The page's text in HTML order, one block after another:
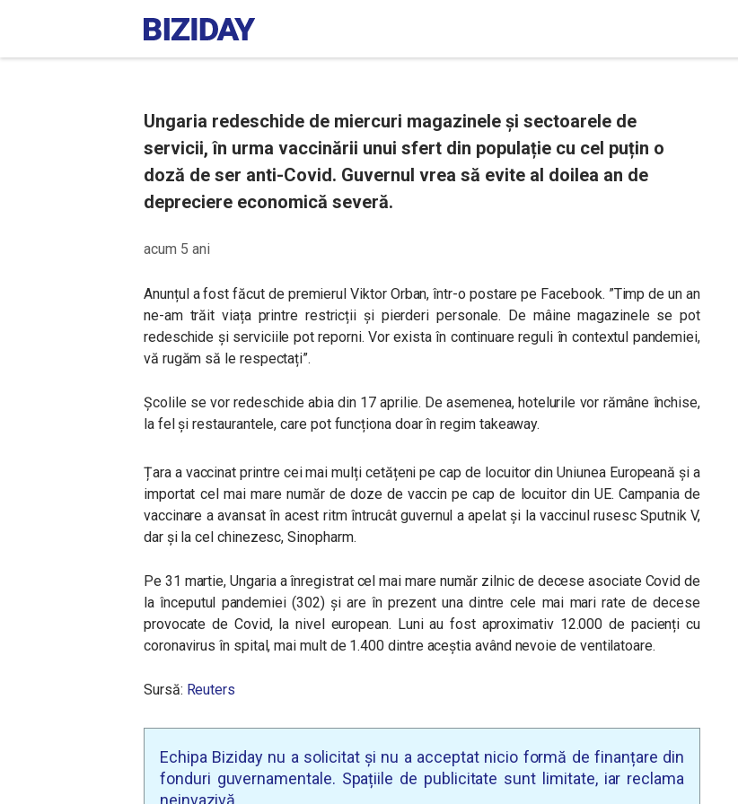
Ungaria redeschide de miercuri magazinele și sectoarele de
servicii, în urma vaccinării unui sfert din populație cu cel puțin o
doză de ser anti-Covid. Guvernul vrea să evite al doilea an de
depreciere economică severă.
acum 5 ani
Anunțul a fost făcut de premierul Viktor Orban, într-o postare pe Facebook. ”Timp de un an
ne-am trăit viața printre restricții și pierderi personale. De mâine magazinele se pot
redeschide și serviciile pot reporni. Vor exista în continuare reguli în contextul pandemiei,
vă rugăm să le respectați”.
Școlile se vor redeschide abia din 17 aprilie. De asemenea, hotelurile vor rămâne închise,
la fel și restaurantele, care pot funcționa doar în regim takeaway.
Țara a vaccinat printre cei mai mulți cetățeni pe cap de locuitor din Uniunea Europeană și a
importat cel mai mare număr de doze de vaccin pe cap de locuitor din UE. Campania de
vaccinare a avansat în acest ritm întrucât guvernul a apelat și la vaccinul rusesc Sputnik V,
dar și la cel chinezesc, Sinopharm.
Pe 31 martie, Ungaria a înregistrat cel mai mare număr zilnic de decese asociate Covid de
la începutul pandemiei (302) și are în prezent una dintre cele mai mari rate de decese
provocate de Covid, la nivel european. Luni au fost aproximativ 12.000 de pacienți cu
coronavirus în spital, mai mult de 1.400 dintre aceștia având nevoie de ventilatoare.
Sursă: Reuters
Echipa Biziday nu a solicitat și nu a acceptat nicio formă de finanțare din
fonduri guvernamentale. Spațiile de publicitate sunt limitate, iar reclama
neinvazivă.